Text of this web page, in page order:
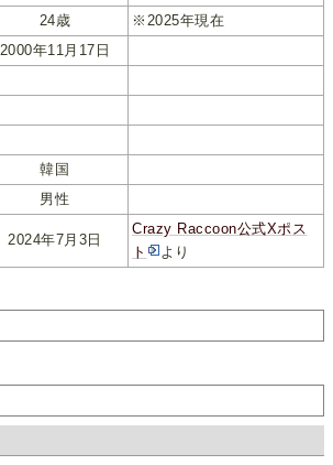
24歳
※2025年現在
2000年11月17日
韓国
男性
2024年7月3日
Crazy Raccoon公式Xポス
ト
より